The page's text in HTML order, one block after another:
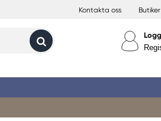
Kontakta oss Butiker